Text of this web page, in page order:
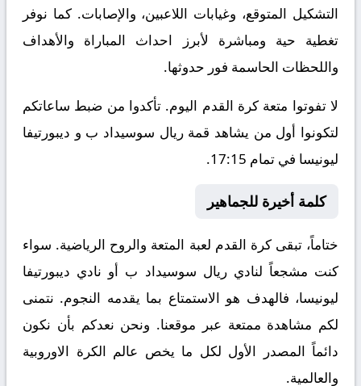
التشكيل المتوقع، وغيابات اللاعبين، والإصابات. كما نوفر
تغطية حية ومباشرة لأبرز احداث المباراة والأهداف
واللحظات الحاسمة فور حدوثها.
لا تفوتوا متعة كرة القدم اليوم. تأكدوا من ضبط ساعاتكم
لتكونوا أول من يشاهد قمة ريال سوسيداد ب و ديبورتيفا
ليونيسا في تمام 17:15.
كلمة أخيرة للجماهير
ختاماً، تبقى كرة القدم لعبة المتعة والروح الرياضية. سواء
كنت مشجعاً لنادي ريال سوسيداد ب أو نادي ديبورتيفا
ليونيسا، فالهدف هو الاستمتاع بما يقدمه النجوم. نتمنى
لكم مشاهدة ممتعة عبر موقعنا. ونحن نعدكم بأن نكون
دائماً المصدر الأول لكل ما يخص عالم الكرة الاوروبية
والعالمية.